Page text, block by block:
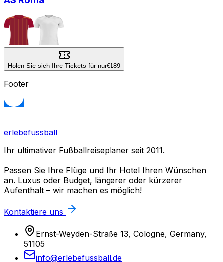
Holen Sie sich Ihre Tickets für nur€189
Footer
erlebefussball
Ihr ultimativer Fußballreiseplaner seit 2011.
Passen Sie Ihre Flüge und Ihr Hotel Ihren Wünschen
an. Luxus oder Budget, längerer oder kürzerer
Aufenthalt – wir machen es möglich!
Kontaktiere uns
Ernst-Weyden-Straße 13, Cologne, Germany,
51105
info@erlebefussball.de